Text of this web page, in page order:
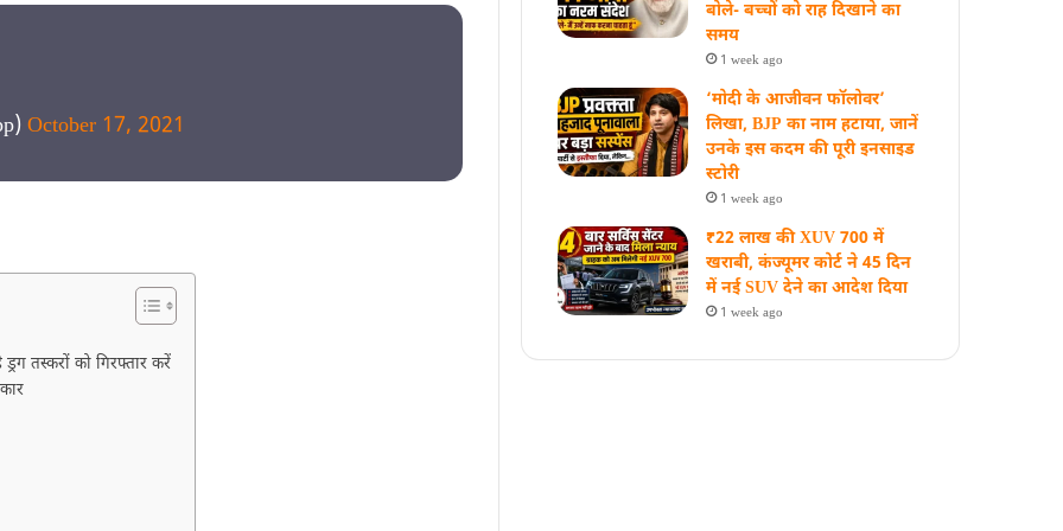
October 17, 2021
तस्करों को गिरफ्तार करें
बोले- बच्चों को राह दिखाने का
समय
1 week ago
‘मोदी के आजीवन फॉलोवर’
लिखा, BJP का नाम हटाया, जानें
उनके इस कदम की पूरी इनसाइड
स्‍टोरी
1 week ago
₹22 लाख की XUV 700 में
खराबी, कंज्यूमर कोर्ट ने 45 दिन
में नई SUV देने का आदेश दिया
1 week ago